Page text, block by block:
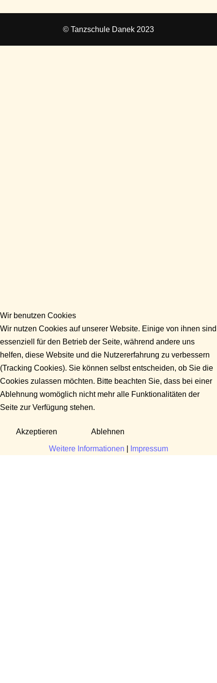
© Tanzschule Danek 2023
Wir benutzen Cookies
Wir nutzen Cookies auf unserer Website. Einige von ihnen sind
essenziell für den Betrieb der Seite, während andere uns
helfen, diese Website und die Nutzererfahrung zu verbessern
(Tracking Cookies). Sie können selbst entscheiden, ob Sie die
Cookies zulassen möchten. Bitte beachten Sie, dass bei einer
Ablehnung womöglich nicht mehr alle Funktionalitäten der
Seite zur Verfügung stehen.
Akzeptieren Ablehnen
Weitere Informationen Impressum